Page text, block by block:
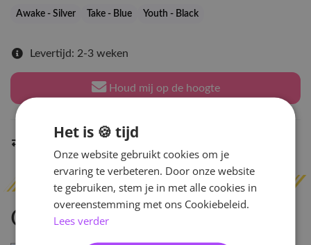
Awake - Silver Take - Blue Youth - Black
Levertijd: 2-3 weken
Houd mij op de hoogte
binnen 2 werkdagen
Omschrijving
Het is 🍪 tijd
Onze website gebruikt cookies om je
ervaring te verbeteren. Door onze website
te gebruiken, stem je in met alle cookies in
overeenstemming met ons Cookiebeleid.
Lees verder